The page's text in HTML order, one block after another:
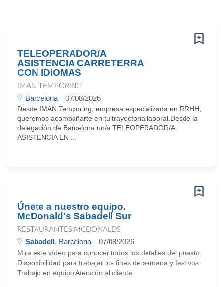
TELEOPERADOR/A
ASISTENCIA CARRETERRA
CON IDIOMAS
IMAN TEMPORING
Barcelona 07/08/2026
Desde IMAN Temporing, empresa especializada en RRHH,
queremos acompañarte en tu trayectoria laboral.Desde la
delegación de Barcelona un/a TELEOPERADOR/A
ASISTENCIA EN ...
Únete a nuestro equipo.
McDonald's Sabadell Sur
RESTAURANTES MCDONALDS
Sabadell, Barcelona 07/08/2026
Mira este vídeo para conocer todos los detalles del puesto:
Disponibilidad para trabajar los fines de semana y festivos
Trabajo en equipo Atención al cliente